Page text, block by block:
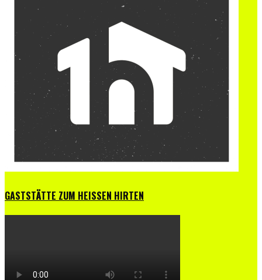
GASTSTÄTTE ZUM HEISSEN HIRTEN